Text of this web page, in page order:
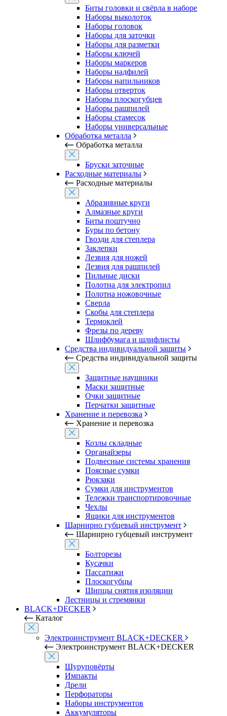
Биты головки и свёрла в наборе
Наборы выколоток
Наборы головок
Наборы для заточки
Наборы для разметки
Наборы ключей
Наборы маркеров
Наборы надфилей
Наборы напильников
Наборы отверток
Наборы плоскогубцев
Наборы рашпилей
Наборы стамесок
Наборы универсальные
Обработка металла
Обработка металла
Бруски заточные
Расходные материалы
Расходные материалы
Абразивные круги
Алмазные круги
Биты поштучно
Буры по бетону
Гвозди для степлера
Заклепки
Лезвия для ножей
Лезвия для рашпилей
Пильные диски
Полотна для электропил
Полотна ножовочные
Сверла
Скобы для степлера
Термоклей
Фрезы по дереву
Шлифбумага и шлифлисты
Средства индивидуальной защиты
Средства индивидуальной защиты
Защитные наушники
Маски защитные
Очки защитные
Перчатки защитные
Хранение и перевозка
Хранение и перевозка
Козлы складные
Органайзеры
Подвесные системы хранения
Поясные сумки
Рюкзаки
Сумки для инструментов
Тележки транспортировочные
Чехлы
Ящики для инструментов
Шарнирно губцевый инструмент
Шарнирно губцевый инструмент
Болторезы
Кусачки
Пассатижи
Плоскогубцы
Щипцы снятия изоляции
Лестницы и стремянки
BLACK+DECKER
Каталог
Электроинструмент BLACK+DECKER
Электроинструмент BLACK+DECKER
Шуруповёрты
Импакты
Дрели
Перфораторы
Наборы инструментов
Аккумуляторы